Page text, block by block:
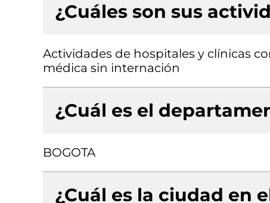
¿Cuáles son sus
Actividades de hospitales y clínicas
médica sin internación
¿Cuál es el
BOGOTA
¿Cuál es la ciudad en